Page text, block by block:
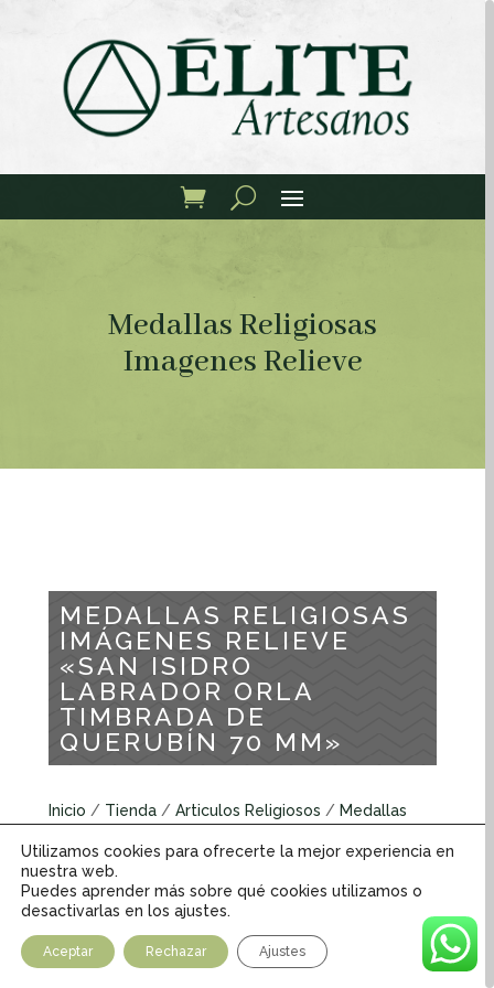
Medallas Religiosas
Imagenes Relieve
MEDALLAS RELIGIOSAS
IMÁGENES RELIEVE
«SAN ISIDRO
LABRADOR ORLA
TIMBRADA DE
QUERUBÍN 70 MM»
Inicio / Tienda / Articulos Religiosos / Medallas
/ MEDALLAS RELIGIOSAS IMÁGENES RELIEVE «SAN
ISIDRO LABRADOR ORLA TIMBRADA DE QUERUBÍN
70 MM»
Medallas religiosas Imagenes Relieve
Utilizamos cookies para ofrecerte la mejor experiencia en
nuestra web.
Puedes aprender más sobre qué cookies utilizamos o
desactivarlas en los ajustes.
Aceptar Rechazar Ajustes